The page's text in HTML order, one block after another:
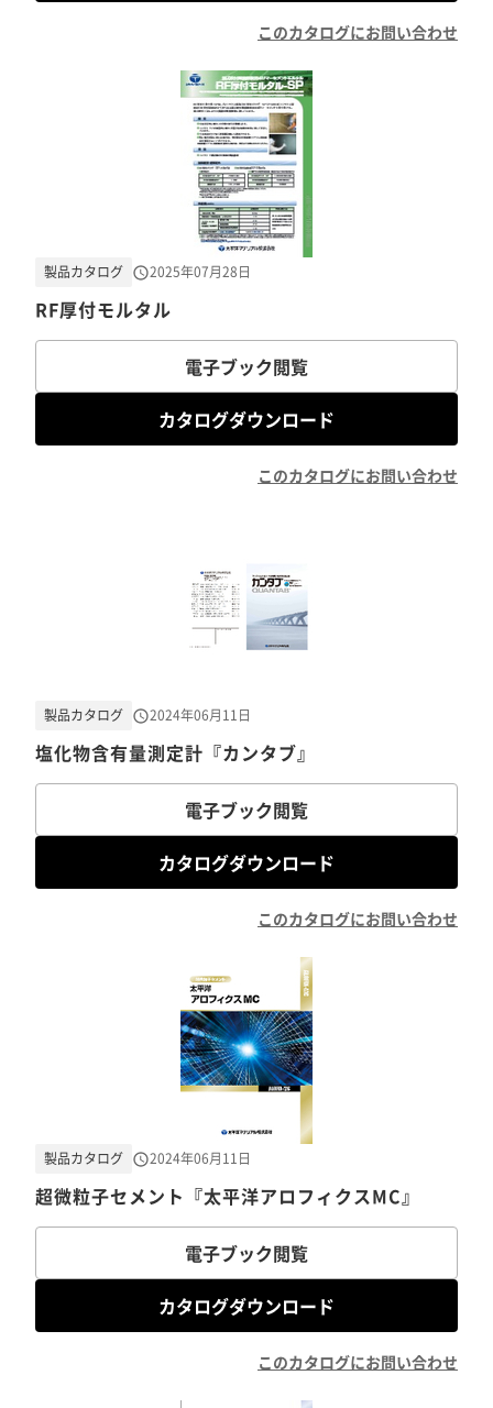
このカタログにお問い合わせ
RF厚付モルタル
製品カタログ 2025年07月28日
電子ブック閲覧
カタログダウンロード
このカタログにお問い合わせ
塩化物含有量測定計『カンタブ』
製品カタログ 2024年06月11日
電子ブック閲覧
カタログダウンロード
このカタログにお問い合わせ
超微粒子セメント『太平洋アロフィクスMC』
製品カタログ 2024年06月11日
電子ブック閲覧
カタログダウンロード
このカタログにお問い合わせ